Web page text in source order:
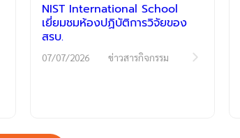
NIST International School
เยี่ยมชมห้องปฏิบัติการวิจัยของ
สรบ.
07/07/2026 ข่าวสารกิจกรรม